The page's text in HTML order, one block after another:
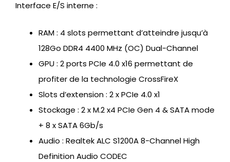
Interface E/S interne :
RAM : 4 slots permettant d’atteindre jusqu’à
128Go DDR4 4400 MHz (OC) Dual-Channel
GPU : 2 ports PCIe 4.0 x16 permettant de
profiter de la technologie CrossFireX
Slots d’extension : 2 x PCIe 4.0 x1
Stockage : 2 x M.2 x4 PCIe Gen 4 & SATA mode
+ 8 x SATA 6Gb/s
Audio : Realtek ALC S1200A 8-Channel High
Definition Audio CODEC